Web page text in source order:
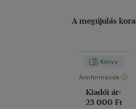
A megújulás kora
Könyv
Árinformációk
Kiadói ár:
23 000 Ft